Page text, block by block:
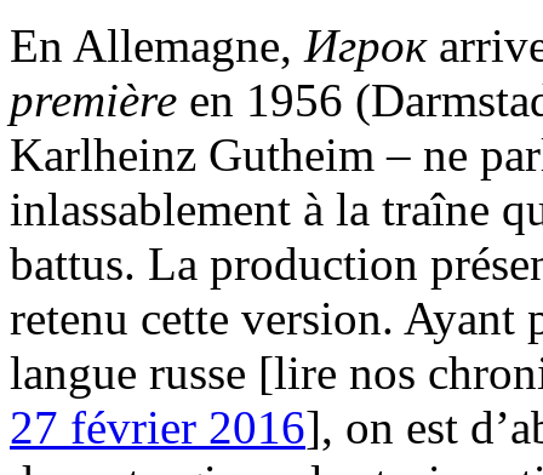
En Allemagne, Игрок
première en 1956
Karlheinz Gutheim – ne
inlassablement à la traîne
battus. La production
retenu cette version. Ayant
langue russe [lire nos
27 février 2016], on est